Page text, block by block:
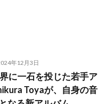
年12月3日
に一石を投じた若手ア
Toyaが、自身の音